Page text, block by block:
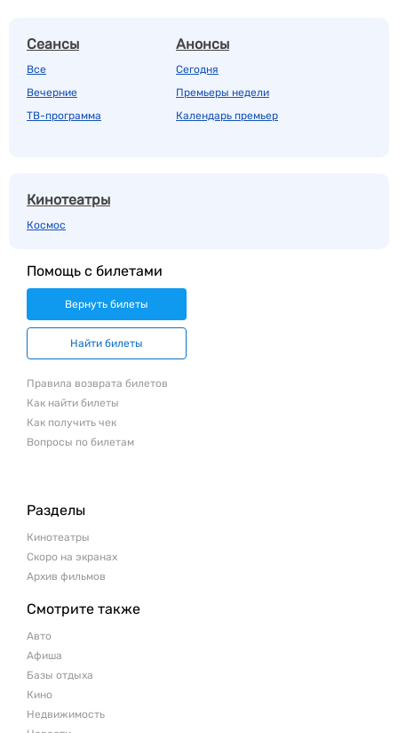
Сеансы
Все
Вечерние
ТВ-программа
Анонсы
Сегодня
Премьеры недели
Календарь премьер
Кинотеатры
Космос
Помощь с билетами
Вернуть билеты
Найти билеты
Правила возврата билетов
Как найти билеты
Как получить чек
Вопросы по билетам
Разделы
Кинотеатры
Скоро на экранах
Архив фильмов
Смотрите также
Авто
Афиша
Базы отдыха
Кино
Недвижимость